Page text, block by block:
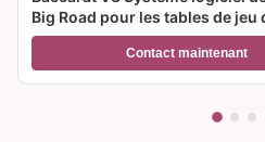
Big Road pour les tables de jeu
Contact maintenant